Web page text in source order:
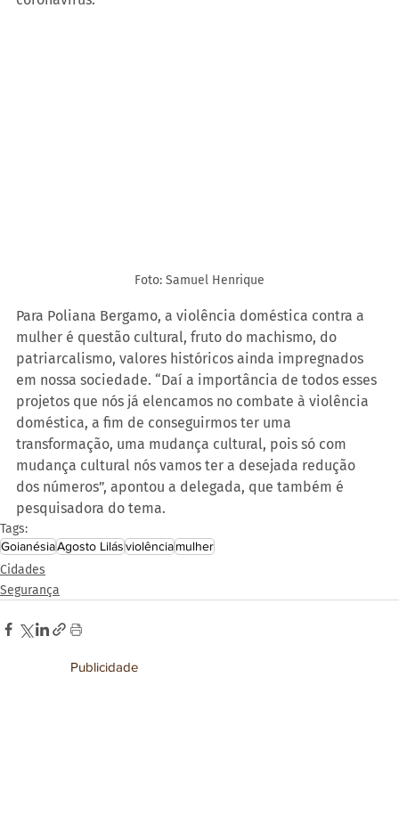
Foto: Samuel Henrique
Para Poliana Bergamo, a violência doméstica contra a
mulher é questão cultural, fruto do machismo, do
patriarcalismo, valores históricos ainda impregnados
em nossa sociedade. “Daí a importância de todos esses
projetos que nós já elencamos no combate à violência
doméstica, a fim de conseguirmos ter uma
transformação, uma mudança cultural, pois só com
mudança cultural nós vamos ter a desejada redução
dos números”, apontou a delegada, que também é
pesquisadora do tema.
Tags:
GoianésiaAgosto Lilásviolênciamulher
Cidades
Segurança
Publicidade